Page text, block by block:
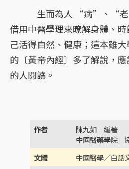
生而為人 “病”、“老”
借用中醫學理來暸解身體、
己活得自然、健康；這本雖
的〔黃帝內經〕多了解說，
的人閱讀。
作者 陳九如 編著
中國醫藥學院 協
文體 中國醫學／白話